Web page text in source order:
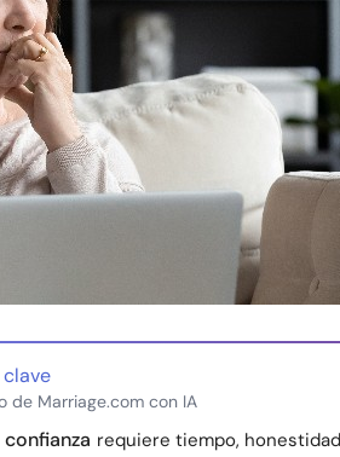
de Marriage.com con IA
requiere tiempo,